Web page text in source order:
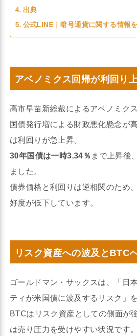
出典
公式LINE｜暗号通貨に関する情報
アベノミクス回帰が利回り
高市早苗新総裁によるアベノミク
国債発行増による財政悪化懸念が
は利回りが急上昇。
30年国債は一時3.34％ まで上昇後
ました。
債券価格と利回りは逆相関のため
好度が低下しています。
リスク資産への波及とBTC
ゴールドマン・サックスは、「日
ティが米国債に波及するリスク」を
BTCはリスク資産としての側面が
は売り圧力を受けやすい状況です。